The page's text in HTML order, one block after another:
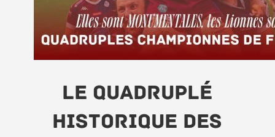
LE QUADRUPLÉ
HISTORIQUE DES